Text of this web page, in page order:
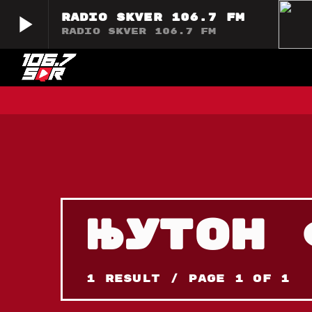
play_arrow Radio Skver 106.7 FM
Radio Skver 106.7 FM
play_arrow Radio Skver 106.7 FM
ЊУТОН
1 Result / Page 1 of 1